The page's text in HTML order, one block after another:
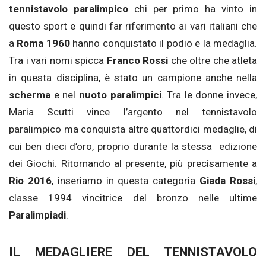
tennistavolo paralimpico chi per primo ha vinto in
questo sport e quindi far riferimento ai vari italiani che
a Roma 1960hanno conquistato il podio e la medaglia.
Tra i vari nomi spicca Franco Rossi che oltre che atleta
in questa disciplina, è stato un campione anche nella
scherma e nel nuoto paralimpici. Tra le donne invece,
Maria Scutti vince l’argento nel tennistavolo
paralimpico ma conquista altre quattordici medaglie, di
cui ben dieci d’oro, proprio durante la stessa edizione
dei Giochi. Ritornando al presente, più precisamente a
Rio 2016, inseriamo in questa categoria Giada Rossi,
classe 1994 vincitrice del bronzo nelle ultime
Paralimpiadi.
IL MEDAGLIERE DEL TENNISTAVOLO